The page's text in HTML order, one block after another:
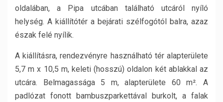
oldalában, a Pipa utcában található utcáról nyíló
helység. A kiállítótér a bejárati szélfogótól balra, azaz
észak felé nyílik.
A kiállításra, rendezvényre használható tér alapterülete
5,7 m x 10,5 m, keleti (hosszú) oldalon két ablakkal az
utcára. Belmagassága 5 m, alapterülete 60 m². A
padlózat fonott bambuszparkettával burkolt, a falak